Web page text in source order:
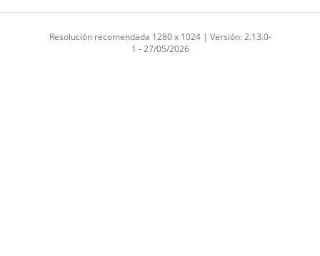
Resolución recomendada 1280 x 1024 | Versión: 2.13.0-
1 - 27/05/2026